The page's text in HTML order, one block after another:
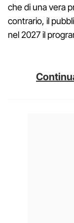
che di una vera
contrario, il
nel 2027 il